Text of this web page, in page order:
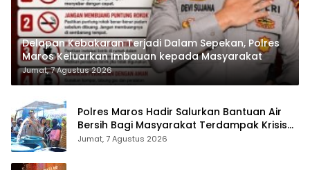
Delapan Kebakaran Terjadi Dalam Sepekan, Polres
Maros Keluarkan Imbauan kepada Masyarakat
Jumat, 7 Agustus 2026
Polres Maros Hadir Salurkan Bantuan Air
Bersih Bagi Masyarakat Terdampak Krisis
Air Bersih Di Maros
Jumat, 7 Agustus 2026